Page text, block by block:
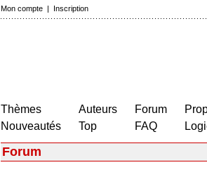
Mon compte | Inscription
Thèmes
Nouveautés
Auteurs
Top
Forum
FAQ
Forum